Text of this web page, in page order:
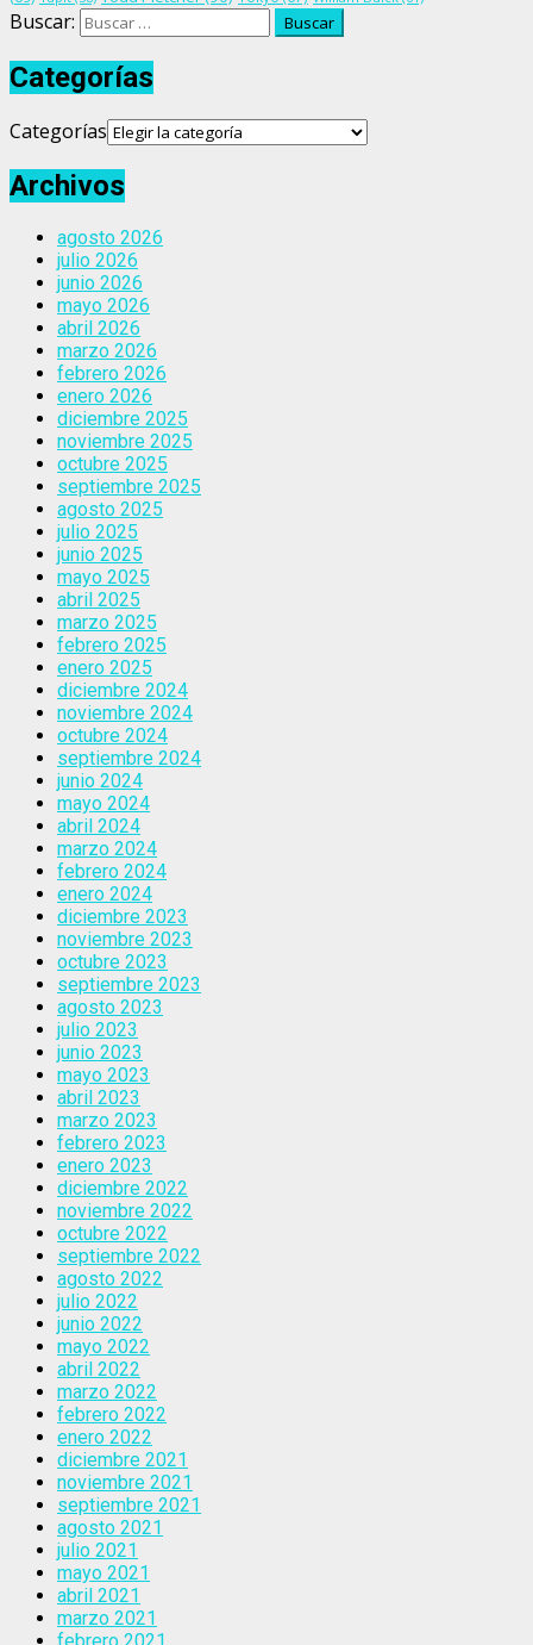
Buscar:
Categorías
Categorías
Archivos
agosto 2026
julio 2026
junio 2026
mayo 2026
abril 2026
marzo 2026
febrero 2026
enero 2026
diciembre 2025
noviembre 2025
octubre 2025
septiembre 2025
agosto 2025
julio 2025
junio 2025
mayo 2025
abril 2025
marzo 2025
febrero 2025
enero 2025
diciembre 2024
noviembre 2024
octubre 2024
septiembre 2024
junio 2024
mayo 2024
abril 2024
marzo 2024
febrero 2024
enero 2024
diciembre 2023
noviembre 2023
octubre 2023
septiembre 2023
agosto 2023
julio 2023
junio 2023
mayo 2023
abril 2023
marzo 2023
febrero 2023
enero 2023
diciembre 2022
noviembre 2022
octubre 2022
septiembre 2022
agosto 2022
julio 2022
junio 2022
mayo 2022
abril 2022
marzo 2022
febrero 2022
enero 2022
diciembre 2021
noviembre 2021
septiembre 2021
agosto 2021
julio 2021
mayo 2021
abril 2021
marzo 2021